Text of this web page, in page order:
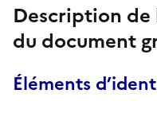
Description
du document
Éléments